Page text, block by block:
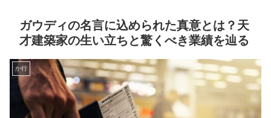
ガウディの名言に込められた真意とは？天
才建築家の生い立ちと驚くべき業績を辿る
か行